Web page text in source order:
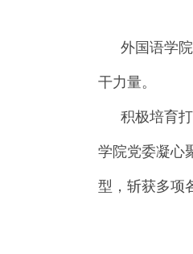
外国语学
干力量。
积极培育
学院党委凝心
型，斩获多项